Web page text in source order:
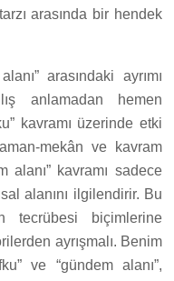
arasında bir hendek
arasındaki ayrımı
anlamadan hemen
kavramı üzerinde etki
mekân ve kavram
alanı” kavramı sadece
alanını ilgilendirir. Bu
tecrübesi biçimlerine
ayrışmalı. Benim
ve “gündem alanı”,